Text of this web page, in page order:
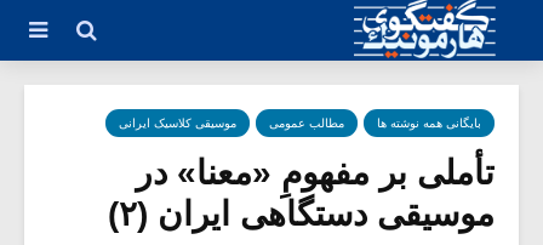
بایگانی همه نوشته ها مطالب عمومی موسیقی کلاسیک ایرانی
تأملی بر مفهومِ «معنا» در
موسیقی دستگاهی ایران (۲)